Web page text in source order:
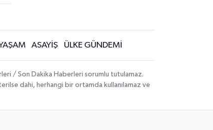
ASAYİŞ ÜLKE GÜNDEMİ
/ Son Dakika Haberleri sorumlu tutulamaz.
dahi, herhangi bir ortamda kullanılamaz ve